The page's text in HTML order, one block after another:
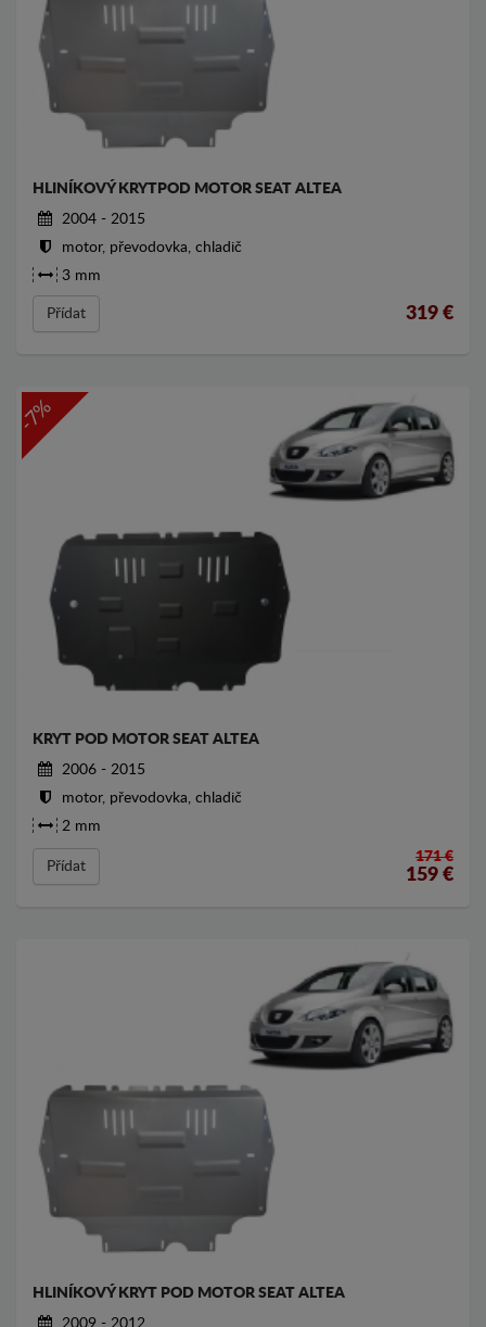
HLINÍKOVÝ KRYTPOD MOTOR SEAT ALTEA
2004 - 2015
motor, převodovka, chladič
3 mm
Přídat 319 €
-7%
KRYT POD MOTOR SEAT ALTEA
2006 - 2015
motor, převodovka, chladič
2 mm
Přídat
171 €
159 €
HLINÍKOVÝ KRYT POD MOTOR SEAT ALTEA
2009 - 2012